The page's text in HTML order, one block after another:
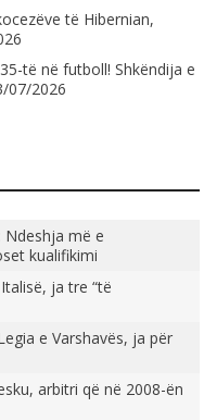
të Hibernian,
të në futboll! Shkëndija e
07/2026
Ndeshja më e
kualifikimi
ja tre “të
e Varshavës, ja për
arbitri që në 2008-ën